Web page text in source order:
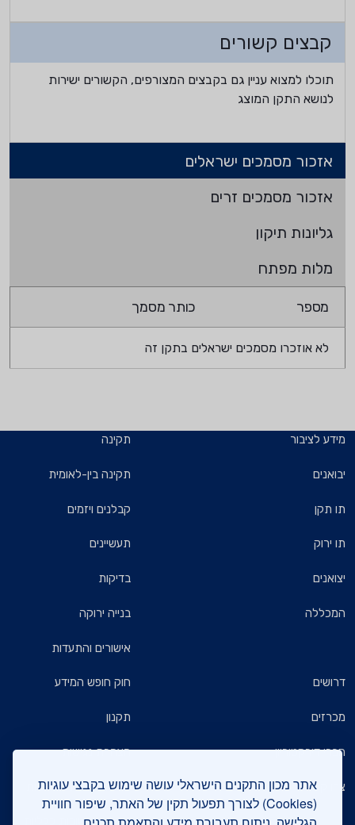
אתר מכון התקנים הישראלי עושה שימוש בקבצי עוגיות
(Cookies) לצורך תפעול תקין של האתר, שיפור חוויית
קבצים קשורים
תוכלו למצוא עניין גם בקבצים המצורפים, הקשורים ישירות
לנושא התקן המוצג
אזכור מסמכים ישראלים
אזכור מסמכים זרים
גליונות תיקון
מלות מפתח
מספר כותר מסמך
לא אוזכרו מסמכים ישראלים בתקן זה
מידע לציבור
יבואנים
תו תקן
תו ירוק
יצואנים
המכללה
תקינה
תקינה בין-לאומית
קבלנים ויזמים
תעשיינים
בדיקות
בנייה ירוקה
אישורים והתעדות
דרושים
מכרזים
חברי דירקטוריון
צרו קשר
חוק חופש המידע
תקנון
הצהרת נגישות
מדיניות הגנת הפרטיות
שאלות ותשובות כלליות